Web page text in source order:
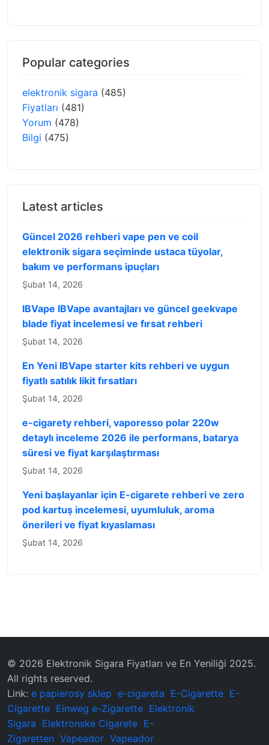
Popular categories
elektronik sigara (485)
Fiyatları (481)
Yorum (478)
Bilgi (475)
Latest articles
Güncel 2026 rehberi vape pen ve coil
elektronik sigara seçiminde ustaca tüyolar,
bakım ve performans ipuçları
Şubat 14, 2026
IBVape IBVape avantajları ve güncel geekvape
blade fiyat incelemesi ve fırsat rehberi
Şubat 14, 2026
En Yeni IBVape starter kits rehberi ve uygun
fiyatlı satılık likit fırsatları
Şubat 14, 2026
e-cigarety rehberi, vaporesso polar 220w
detaylı inceleme 2026 ile performans, batarya
süresi ve fiyat karşılaştırması
Şubat 14, 2026
Yeni başlayanlar için E-cigarete rehberi ve zero
pod kartuş incelemesi, uyumluluk, aroma
önerileri ve fiyat kıyaslaması
Şubat 14, 2026
© 2026 Elektronik Sigara Fiyatları ve En Yeniliği 2025.
All rights reserved.
Link: e papierosy sklep e-cigareta E-Cigarette E-
Cigarette Einweg e-Zigarette Elektronik
Sigara Elektronske Cigarete E-
Zigaretten Vapeador Vapeador